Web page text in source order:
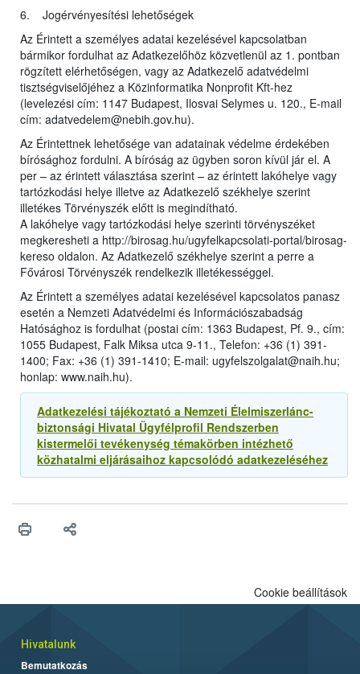
6. Jogérvényesítési lehetőségek
Az Érintett a személyes adatai kezelésével kapcsolatban
bármikor fordulhat az Adatkezelőhöz közvetlenül az 1. pontban
rögzített elérhetőségen, vagy az Adatkezelő adatvédelmi
tisztségviselőjéhez a Közinformatika Nonprofit Kft-hez
(levelezési cím: 1147 Budapest, Ilosvai Selymes u. 120., E-mail
cím: adatvedelem@nebih.gov.hu).
Az Érintettnek lehetősége van adatainak védelme érdekében
bírósághoz fordulni. A bíróság az ügyben soron kívül jár el. A
per – az érintett választása szerint – az érintett lakóhelye vagy
tartózkodási helye illetve az Adatkezelő székhelye szerint
illetékes Törvényszék előtt is megindítható.
A lakóhelye vagy tartózkodási helye szerinti törvényszéket
megkeresheti a http://birosag.hu/ugyfelkapcsolati-portal/birosag-
kereso oldalon. Az Adatkezelő székhelye szerint a perre a
Fővárosi Törvényszék rendelkezik illetékességgel.
Az Érintett a személyes adatai kezelésével kapcsolatos panasz
esetén a Nemzeti Adatvédelmi és Információszabadság
Hatósághoz is fordulhat (postai cím: 1363 Budapest, Pf. 9., cím:
1055 Budapest, Falk Miksa utca 9-11., Telefon: +36 (1) 391-
1400; Fax: +36 (1) 391-1410; E-mail: ugyfelszolgalat@naih.hu;
honlap: www.naih.hu).
Adatkezelési tájékoztató a Nemzeti Élelmiszerlánc-
biztonsági Hivatal Ügyfélprofil Rendszerben
kistermelői tevékenység témakörben intézhető
közhatalmi eljárásaihoz kapcsolódó adatkezeléséhez
Cookie beállítások
Hivatalunk
Bemutatkozás